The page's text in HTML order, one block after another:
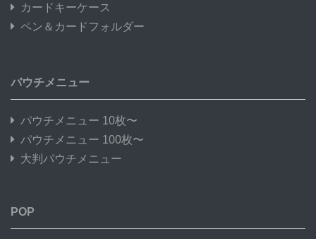
カードキーケース
ペン＆カードフォルダー
パウチメニュー
パウチメニュー 10枚〜
パウチメニュー 100枚〜
大判パウチメニュー
POP